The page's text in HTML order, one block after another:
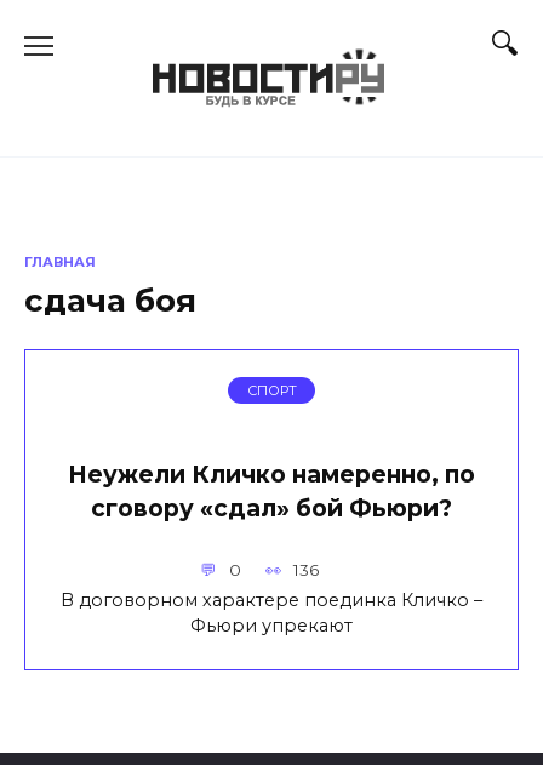
ГЛАВНАЯ
сдача боя
СПОРТ
Неужели Кличко намеренно, по
сговору «сдал» бой Фьюри?
0 136
В договорном характере поединка Кличко –
Фьюри упрекают